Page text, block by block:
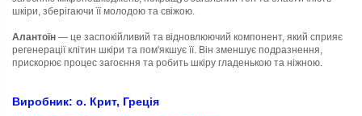
шкіри, зберігаючи її молодою та свіжою.
Алантоїн — це заспокійливий та відновлюючий компонент, який сприяє
регенерації клітин шкіри та пом'якшує її. Він зменшує подразнення,
прискорює процес загоєння та робить шкіру гладенькою та ніжною.
Виробник: о. Крит, Греція